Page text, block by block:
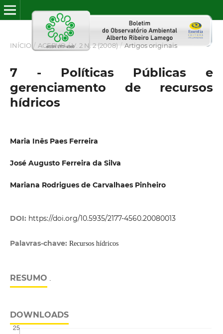
INÍCIO / ACERVO / V. 2 N. 2 (2008) / Artigos originais
7 - Políticas Públicas e
gerenciamento de recursos
hídricos
Maria Inês Paes Ferreira
José Augusto Ferreira da Silva
Mariana Rodrigues de Carvalhaes Pinheiro
DOI: https://doi.org/10.5935/2177-4560.20080013
Palavras-chave: Recursos hídricos
RESUMO .
DOWNLOADS